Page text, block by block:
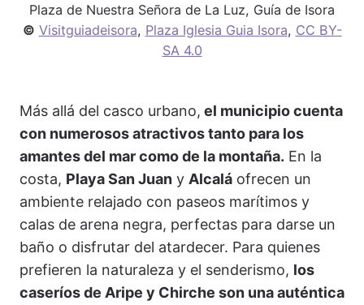
Plaza de Nuestra Señora de La Luz, Guía de Isora
© Visitguiadeisora, Plaza Iglesia Guia Isora, CC BY-
SA 4.0
Más allá del casco urbano, el municipio cuenta
con numerosos atractivos tanto para los
amantes del mar como de la montaña. En la
costa, Playa San Juan y Alcalá ofrecen un
ambiente relajado con paseos marítimos y
calas de arena negra, perfectas para darse un
baño o disfrutar del atardecer. Para quienes
prefieren la naturaleza y el senderismo, los
caseríos de Aripe y Chirche son una auténtica